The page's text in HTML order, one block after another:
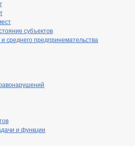
субъектов
среднего предпринемательства
и функции